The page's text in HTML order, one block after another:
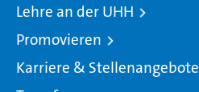
Lehre an der UHH
Promovieren
Karriere & Stellenangebote